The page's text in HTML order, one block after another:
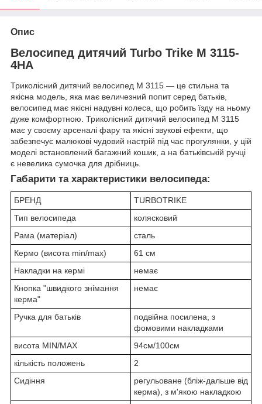
Опис
Велосипед дитячий Turbo Trike M 3115-
4HA
Триколісний дитячий велосипед M 3115 — це стильна та
якісна модель, яка має величезний попит серед батьків,
велосипед має якісні надувні колеса, що робить їзду на ньому
дуже комфортною. Триколісний дитячий велосипед M 3115
має у своєму арсеналі фару та якісні звукові ефекти, що
забезпечує малюкові чудовий настрій під час прогулянки, у цій
моделі встановлений багажний кошик, а на батьківській ручці
є невелика сумочка для дрібниць.
Габарити та характеристики велосипеда:
БРЕНД
TURBOTRIKE
Тип велосипеда
колясковий
Рама (матеріал)
сталь
Кермо (висота min/max)
61 см
Накладки на кермі
немає
Кнопка "швидкого знімання
керма"
немає
Ручка для батьків
подвійна посилена, з
фомовими накладками
висота MIN/MAX
94см/100см
кількість положень
2
Сидіння
регульоване (бліж-дальше від
керма), з м'якою накладкою